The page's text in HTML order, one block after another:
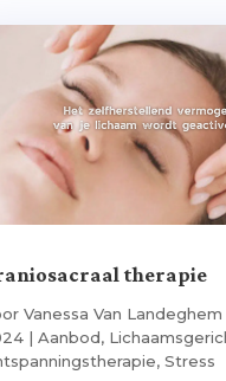
therapie
Vanessa Van Landeghem
|Aanbod,
,Stress